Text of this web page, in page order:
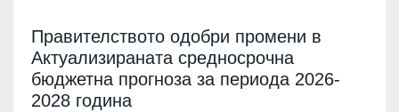
Правителството одобри промени в
Актуализираната средносрочна
бюджетна прогноза за периода 2026-
2028 година